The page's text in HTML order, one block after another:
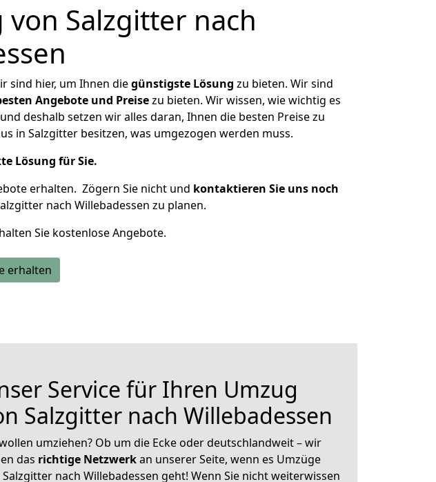
Salzgitter nach
sind hier, um Ihnen diegünstigste Lösung zu bieten. Wir sind
Angebote und Preisezu bieten. Wir wissen, wie wichtig es
deshalb setzen wir alles daran, Ihnen die besten Preise zu
in Salzgitter besitzen, was umgezogen werden muss.
Lösung für Sie.
erhalten. Zögern Sie nicht und kontaktieren Sie uns noch
nach Willebadessen zu planen.
Sie kostenlose Angebote.
erhalten
Service für Ihren Umzug
Salzgitter nach Willebadessen
umziehen? Ob um die Ecke oder deutschlandweit – wir
das richtige Netzwerkan unserer Seite, wenn es Umzüge
nach Willebadessen geht! Wenn Sie nicht weiterwissen